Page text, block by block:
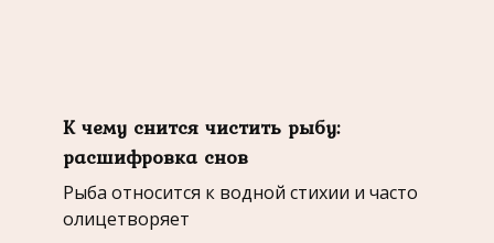
К чему снится чистить рыбу:
расшифровка снов
Рыба относится к водной стихии и часто
олицетворяет